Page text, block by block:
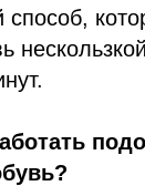
способ,